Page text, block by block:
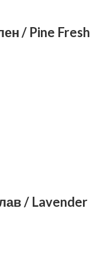
/ Pine Fresh
/ Lavender